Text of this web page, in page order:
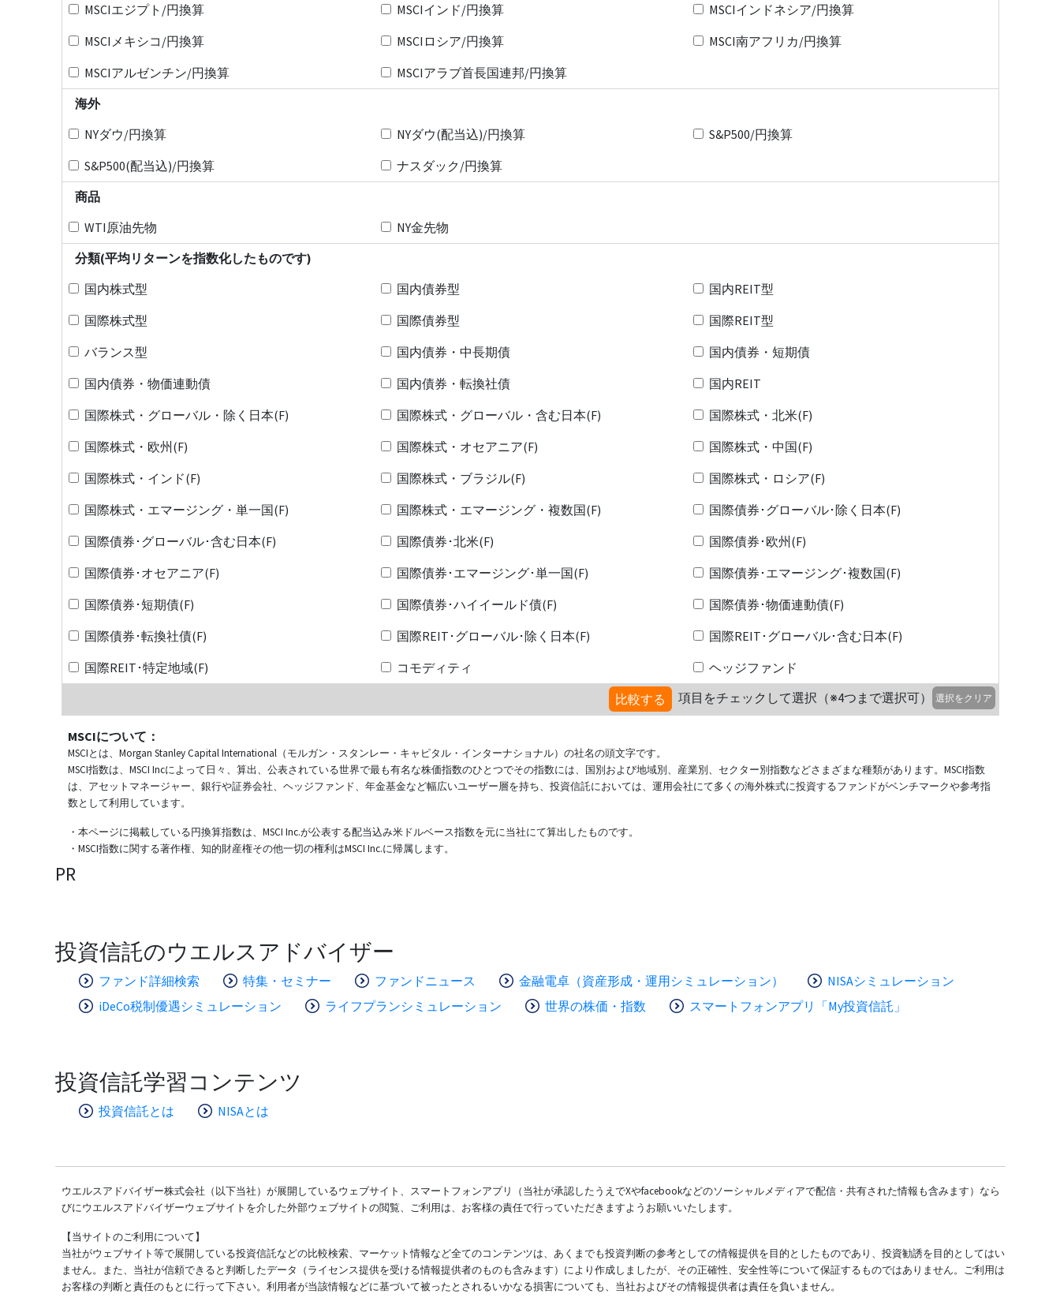
MSCIエジプト/円換算
MSCIインド/円換算
MSCIインドネシア/円換算
MSCIメキシコ/円換算
MSCIロシア/円換算
MSCI南アフリカ/円換算
MSCIアルゼンチン/円換算
MSCIアラブ首長国連邦/円換算
海外
NYダウ/円換算
NYダウ(配当込)/円換算
S&P500/円換算
S&P500(配当込)/円換算
ナスダック/円換算
商品
WTI原油先物
NY金先物
分類(平均リターンを指数化したものです)
国内株式型
国内債券型
国内REIT型
国際株式型
国際債券型
国際REIT型
バランス型
国内債券・中長期債
国内債券・短期債
国内債券・物価連動債
国内債券・転換社債
国内REIT
国際株式・グローバル・除く日本(F)
国際株式・グローバル・含む日本(F)
国際株式・北米(F)
国際株式・欧州(F)
国際株式・オセアニア(F)
国際株式・中国(F)
国際株式・インド(F)
国際株式・ブラジル(F)
国際株式・ロシア(F)
国際株式・エマージング・単一国(F)
国際株式・エマージング・複数国(F)
国際債券･グローバル･除く日本(F)
国際債券･グローバル･含む日本(F)
国際債券･北米(F)
国際債券･欧州(F)
国際債券･オセアニア(F)
国際債券･エマージング･単一国(F)
国際債券･エマージング･複数国(F)
国際債券･短期債(F)
国際債券･ハイイールド債(F)
国際債券･物価連動債(F)
国際債券･転換社債(F)
国際REIT･グローバル･除く日本(F)
国際REIT･グローバル･含む日本(F)
国際REIT･特定地域(F)
コモディティ
ヘッジファンド
比較する
項目をチェックして選択（※4つまで選択可） 選択をクリア
MSCIについて：
MSCIとは、Morgan Stanley Capital International（モルガン・スタンレー・キャピタル・インターナショナル）の社名の頭文字です。
MSCI指数は、MSCI Incによって日々、算出、公表されている世界で最も有名な株価指数のひとつでその指数には、国別および地域別、産業別、セクター別指数などさまざまな種類があります。MSCI指数
は、アセットマネージャー、銀行や証券会社、ヘッジファンド、年金基金など幅広いユーザー層を持ち、投資信託においては、運用会社にて多くの海外株式に投資するファンドがベンチマークや参考指
数として利用しています。
・本ページに掲載している円換算指数は、MSCI Inc.が公表する配当込み米ドルベース指数を元に当社にて算出したものです。
・MSCI指数に関する著作権、知的財産権その他一切の権利はMSCI Inc.に帰属します。
PR
投資信託のウエルスアドバイザー
ファンド詳細検索 特集・セミナー ファンドニュース 金融電卓（資産形成・運用シミュレーション）
NISAシミュレーション
iDeCo税制優遇シミュレーション
ライフプランシミュレーション 世界の株価・指数 スマートフォンアプリ「My投資信託」
投資信託学習コンテンツ
投資信託とは NISAとは
ウエルスアドバイザー株式会社（以下当社）が展開しているウェブサイト、スマートフォンアプリ（当社が承認したうえでXやfacebookなどのソーシャルメディアで配信・共有された情報も含みます）なら
びにウエルスアドバイザーウェブサイトを介した外部ウェブサイトの閲覧、ご利用は、お客様の責任で行っていただきますようお願いいたします。
【当サイトのご利用について】
当社がウェブサイト等で展開している投資信託などの比較検索、マーケット情報など全てのコンテンツは、あくまでも投資判断の参考としての情報提供を目的としたものであり、投資勧誘を目的としてはい
ません。また、当社が信頼できると判断したデータ（ライセンス提供を受ける情報提供者のものも含みます）により作成しましたが、その正確性、安全性等について保証するものではありません。ご利用は
お客様の判断と責任のもとに行って下さい。利用者が当該情報などに基づいて被ったとされるいかなる損害についても、当社およびその情報提供者は責任を負いません。